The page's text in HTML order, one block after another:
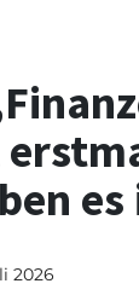
es
2026